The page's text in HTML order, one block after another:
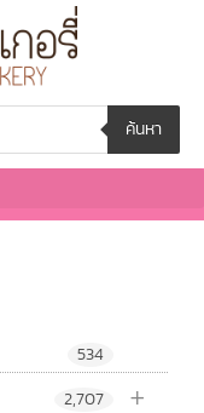
ค้นหา
534
+
2,707